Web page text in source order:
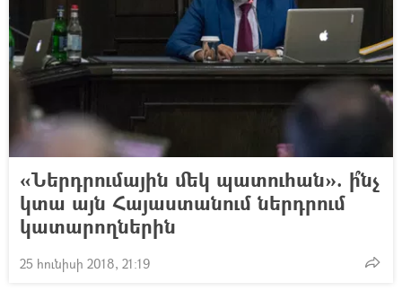
«Ներդրումային մեկ պատուհան». ի՞նչ
կտա այն Հայաստանում ներդրում
կատարողներին
25 հունիսի 2018, 21:19